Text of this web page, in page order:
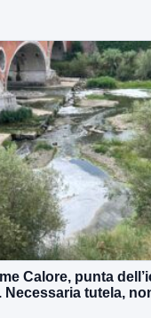
Calore, punta
Necessaria tutela,